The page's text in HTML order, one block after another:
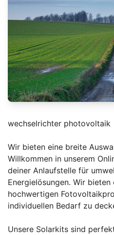
wechselrichter photovoltaik
Wir bieten eine breite
Willkommen in unserem
deiner Anlaufstelle für
Energielösungen. Wir
hochwertigen
individuellen Bedarf zu
Unsere Solarkits sind